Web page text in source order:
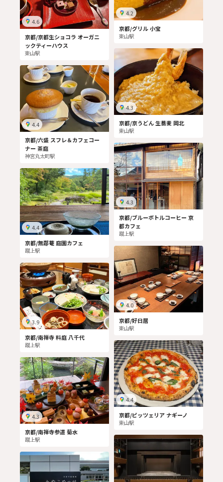
4.6
京都/京都生ショコラ オーガニ
ックティーハウス
東山駅
4.4
京都/六盛 スフレ＆カフェコー
ナー 茶庭
神宮丸太町駅
4.4
京都/無鄰菴 庭園カフェ
蹴上駅
3.9
京都/南禅寺 料庭 八千代
蹴上駅
4.3
京都/南禅寺参道 菊水
蹴上駅
4.2
京都/グリル 小宝
東山駅
4.3
京都/京うどん 生蕎麦 岡北
東山駅
4.3
京都/ブルーボトルコーヒー 京
都カフェ
蹴上駅
4.0
京都/好日居
東山駅
4.4
京都/ピッツェリア ナギーノ
東山駅